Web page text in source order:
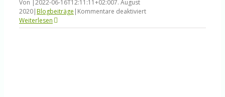
Von |2022-06-16T12:11:11+02:007. August
2020|Blogbeiträge | Kommentare deaktiviertfür
Unterschied
Weiterlesen